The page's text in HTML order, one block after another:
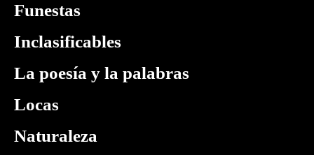
Funestas
Inclasificables
La poesía y la palabras
Locas
Naturaleza